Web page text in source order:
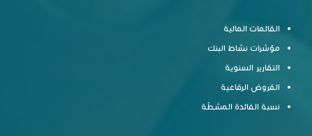
القائمات المالية
مؤشرات نشاط البنك
التقارير السنوية
القروض الرقاعية
نسبة الفائدة المشطّة